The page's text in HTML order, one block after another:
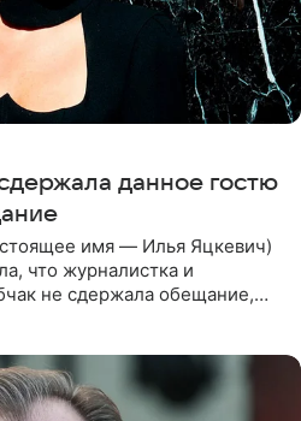
данное гостю
имя — Илья Яцкевич)
что журналистка и
не сдержала обещание,